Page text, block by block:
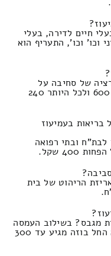
חיים לדירה, בעלי
וכו' וכו', התעריף הוא
של סחיבה על
משטחים ומארז מהמשטח התעריף הוא 600 ולכל היותר 240
בעמיעוז
לבת"ח ובתי רפואה
שקל.
הריהוט של בית
מגבס? בשילוב העמסה
על משטחי הארגזים ופירוק העלות הוא החל בוזה מגיע עד 300